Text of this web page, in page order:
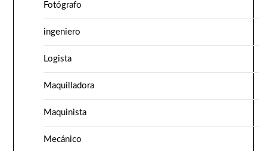
Fotógrafo
ingeniero
Logista
Maquilladora
Maquinista
Mecánico